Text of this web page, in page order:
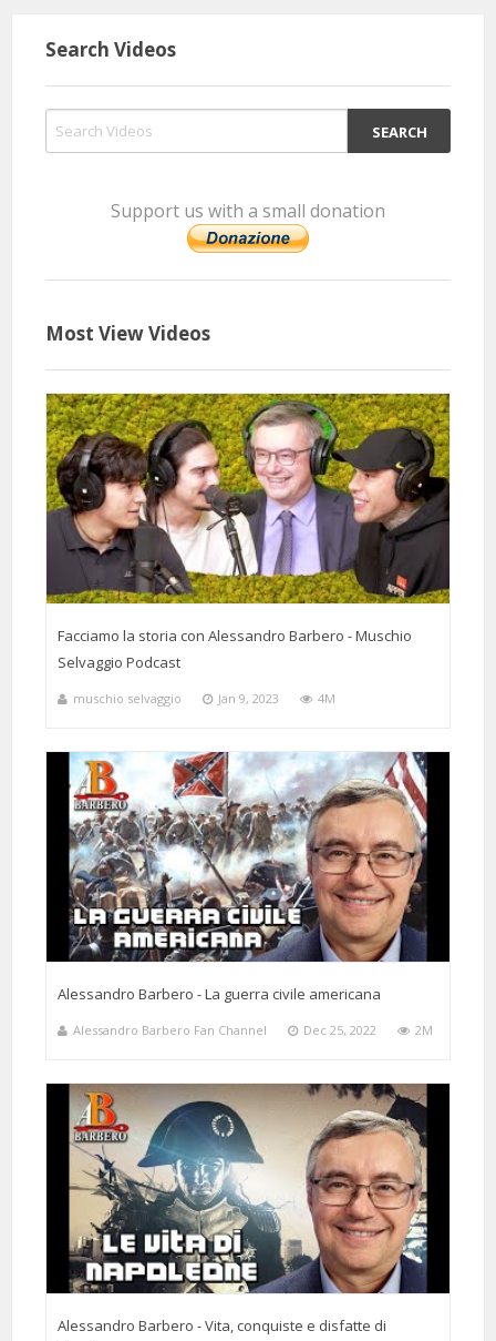
Search Videos
Support us with a small donation
Most View Videos
Facciamo la storia con Alessandro Barbero - Muschio
Selvaggio Podcast
muschio selvaggio Jan 9, 2023 4M
Alessandro Barbero - La guerra civile americana
Alessandro Barbero Fan Channel Dec 25, 2022 2M
Alessandro Barbero - Vita, conquiste e disfatte di